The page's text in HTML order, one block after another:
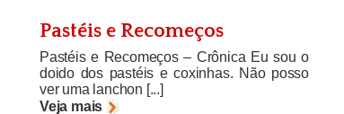
Pastéis e Recomeços
Pastéis e Recomeços – Crônica Eu sou o
doido dos pastéis e coxinhas. Não posso
ver uma lanchon [...]
Veja mais